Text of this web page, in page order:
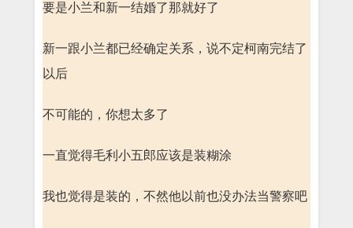
要是小兰和新一结婚了那就好了
新一跟小兰都已经确定关系，说不定柯南完结了
以后
不可能的，你想太多了
一直觉得毛利小五郎应该是装糊涂
我也觉得是装的，不然他以前也没办法当警察吧